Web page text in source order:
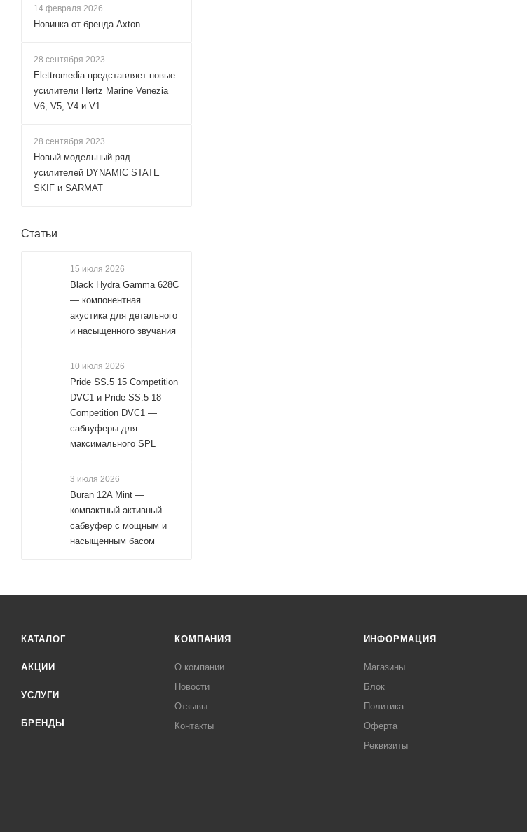
14 февраля 2026
Новинка от бренда Axton
28 сентября 2023
Elettromedia представляет новые
усилители Hertz Marine Venezia
V6, V5, V4 и V1
28 сентября 2023
Новый модельный ряд
усилителей DYNAMIC STATE
SKIF и SARMAT
Статьи
15 июля 2026
Black Hydra Gamma 628C
— компонентная
акустика для детального
и насыщенного звучания
10 июля 2026
Pride SS.5 15 Competition
DVC1 и Pride SS.5 18
Competition DVC1 —
сабвуферы для
максимального SPL
3 июля 2026
Buran 12A Mint —
компактный активный
сабвуфер с мощным и
насыщенным басом
КАТАЛОГ
АКЦИИ
УСЛУГИ
БРЕНДЫ
КОМПАНИЯ
О компании
Новости
Отзывы
Контакты
ИНФОРМАЦИЯ
Магазины
Блок
Политика
Оферта
Реквизиты